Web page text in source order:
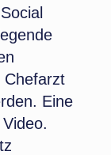
Chefarzt
Eine